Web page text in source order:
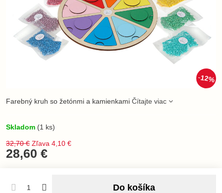
12%
Farebný kruh so žetónmi a kamienkami Čítajte viac
Skladom (1 ks)
32,70 € Zľava 4,10 €
28,60 €
Do košíka